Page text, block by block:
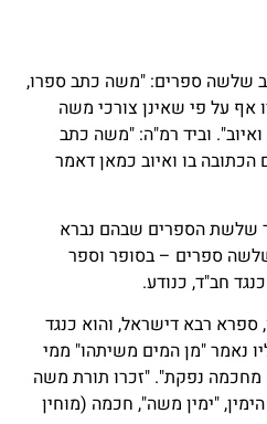
שלשה ספרים: "משה כתב ספרו,
אף על פי שאינן צורכי משה
וביד רמ"ה: "משה כתב
בו ואיוב כמאן דאמר
שלשת הספרים שבהם נברא
ספרים – בסופר וספר
חב"ד, כנודע.
ספרא רבא דישראל, והוא כנגד
נאמר "מן המים משיתהו" ממי
מחכמה נפקת". "זכרו תורת משה
"ימין משה", חכמה (מוחין